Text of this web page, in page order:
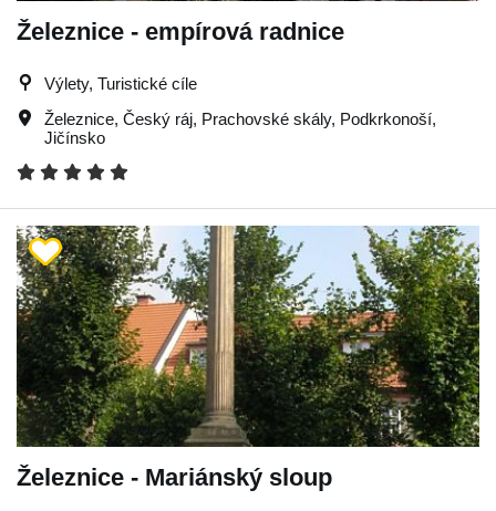
Železnice - empírová radnice
Výlety, Turistické cíle
Železnice, Český ráj, Prachovské skály, Podkrkonoší,
Jičínsko
Železnice - Mariánský sloup